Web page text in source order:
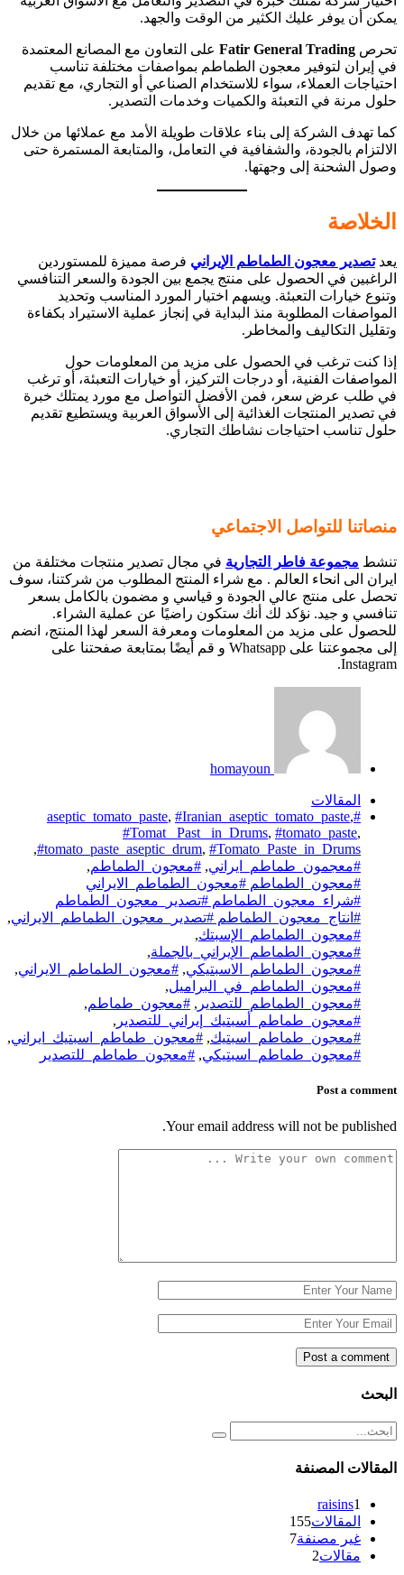
يمكن أن يوفر عليك الكثير من الوقت والجهد.
تحرص Fatir General Trading على التعاون مع المصانع المعتمدة
في إيران لتوفير معجون الطماطم بمواصفات مختلفة تناسب
احتياجات العملاء، سواء للاستخدام الصناعي أو التجاري، مع تقديم
حلول مرنة في التعبئة والكميات وخدمات التصدير.
كما تهدف الشركة إلى بناء علاقات طويلة الأمد مع عملائها من خلال
الالتزام بالجودة، والشفافية في التعامل، والمتابعة المستمرة حتى
وصول الشحنة إلى وجهتها.
الخلاصة
يعدتصدير معجون الطماطم الإيراني فرصة مميزة للمستوردين
الراغبين في الحصول على منتج يجمع بين الجودة والسعر التنافسي
وتنوع خيارات التعبئة. ويسهم اختيار المورد المناسب وتحديد
المواصفات المطلوبة منذ البداية في إنجاز عملية الاستيراد بكفاءة
وتقليل التكاليف والمخاطر.
إذا كنت ترغب في الحصول على مزيد من المعلومات حول
المواصفات الفنية، أو درجات التركيز، أو خيارات التعبئة، أو ترغب
في طلب عرض سعر، فمن الأفضل التواصل مع مورد يمتلك خبرة
في تصدير المنتجات الغذائية إلى الأسواق العربية ويستطيع تقديم
حلول تناسب احتياجات نشاطك التجاري.
منصاتنا للتواصل الاجتماعي
تنشط مجموعة فاطر التجارية في مجال تصدير منتجات مختلفة من
ايران الى انحاء العالم . مع شراء المنتج المطلوب من شركتنا، سوف
تحصل على منتج عالي الجودة و قياسي و مضمون بالكامل بسعر
تنافسي و جيد. نؤكد لك أنك ستكون راضيًا عن عملية الشراء.
للحصول على مزيد من المعلومات ومعرفة السعر لهذا المنتج، انضم
إلى مجموعتنا على Whatsapp و قم أيضًا بمتابعة صفحتنا على
Instagram.
homayoun
المقالات
#aseptic_tomato_paste
, #Iranian_aseptic_tomato_paste,
#Tomat_ Past_ in_Drums, #tomato_paste,
#tomato_paste_aseptic_drum, #Tomato_Paste_in_Drums
,
#معجمون_طماطم_ايراني, #معجون_الطماطم,
#معجون_الطماطم #معجون_الطماطم_الايراني
#شراء_معجون_الطماطم #تصدير_معجون_الطماطم
#انتاج_معجون_الطماطم #تصدير_معجون_الطماطم_الايراني,
#معجون_الطماطم_الإسبتك,
#معجون_الطماطم_الإيراني_بالجملة,
#معجون_الطماطم_الاسبتيكي, #معجون_الطماطم_الايراني,
#معجون_الطماطم_في_البراميل,
#معجون_الطماطم_للتصدير , #معجون_طماطم,
#معجون_طماطم_أسبتيك_إيراني_للتصدير ,
#معجون_طماطم_اسبتيك, #معجون_طماطم_اسبتيك_ايراني,
#معجون_طماطم_اسبتيكي, #معجون_طماطم_للتصدير
Post a comment
Your email address will not be published.
البحث
المقالات المصنفة
raisins1
المقالات155
غير مصنفة7
مقالات2